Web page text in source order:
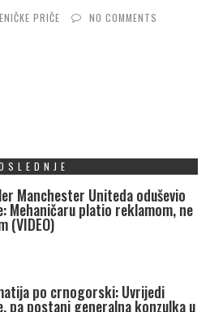
PRIČE NO COMMENTS
Manchester Uniteda oduševio
Mehaničaru platio reklamom, ne
(VIDEO)
po crnogorski: Uvrijedi
pa postani generalna konzulka u